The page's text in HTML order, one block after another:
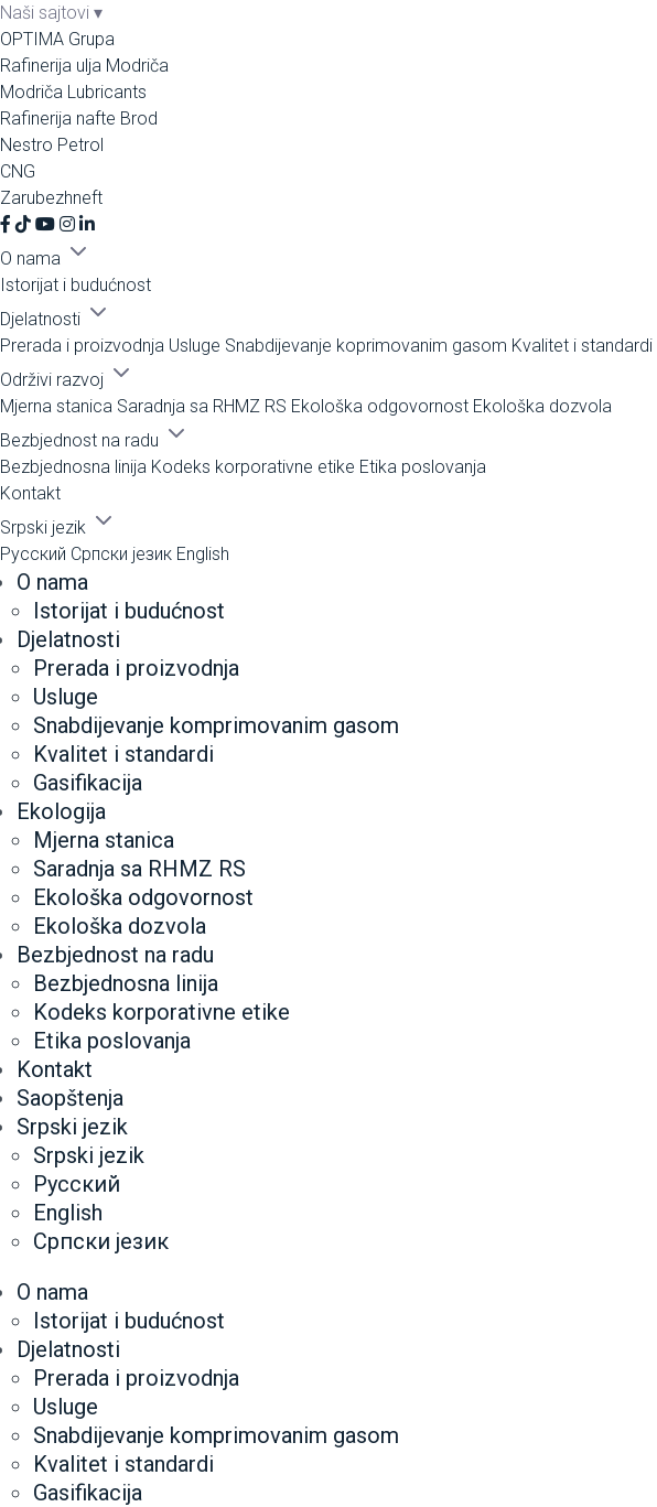
Naši sajtovi ▾
OPTIMA Grupa
Rafinerija ulja Modriča
Modriča Lubricants
Rafinerija nafte Brod
Nestro Petrol
CNG
Zarubezhneft
O nama
Istorijat i budućnost
Djelatnosti
Prerada i proizvodnja Usluge Snabdijevanje koprimovanim gasom Kvalitet i standardi
Održivi razvoj
Mjerna stanica Saradnja sa RHMZ RS Ekološka odgovornost Ekološka dozvola
Bezbjednost na radu
Bezbjednosna linija Kodeks korporativne etike Etika poslovanja
Kontakt
Srpski jezik
Русский Српски језик English
O nama
Istorijat i budućnost
Djelatnosti
Prerada i proizvodnja
Usluge
Snabdijevanje komprimovanim gasom
Kvalitet i standardi
Gasifikacija
Ekologija
Mjerna stanica
Saradnja sa RHMZ RS
Ekološka odgovornost
Ekološka dozvola
Bezbjednost na radu
Bezbjednosna linija
Kodeks korporativne etike
Etika poslovanja
Kontakt
Saopštenja
Srpski jezik
Srpski jezik
Русский
English
Српски језик
O nama
Istorijat i budućnost
Djelatnosti
Prerada i proizvodnja
Usluge
Snabdijevanje komprimovanim gasom
Kvalitet i standardi
Gasifikacija